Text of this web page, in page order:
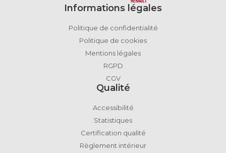
Informations légales
Politique de confidentialité
Politique de cookies
Mentions légales
RGPD
CGV
Qualité
Accessibilité
Statistiques
Certification qualité
Règlement intérieur